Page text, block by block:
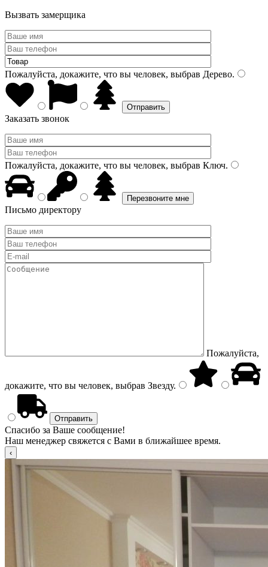
Вызвать замерщика
Пожалуйста, докажите, что вы человек, выбрав Дерево.
Заказать звонок
Пожалуйста, докажите, что вы человек, выбрав Ключ.
Письмо директору
Пожалуйста,
докажите, что вы человек, выбрав Звезду.
Спасибо за Ваше сообщение!
Наш менеджер свяжется с Вами в ближайшее время.